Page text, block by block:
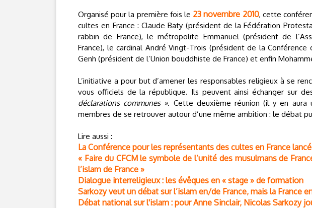
Organisé pour la première fois le 23 novembre 2010, cette
cultes en France : Claude Baty (président de la Fédération
rabbin de France), le métropolite Emmanuel (président de
France), le cardinal André Vingt-Trois (président de la
Genh (président de l’Union bouddhiste de France) et enfin
L’initiative a pour but d’amener les responsables religieux à se
vous officiels de la république. Ils peuvent ainsi échanger sur
déclarations communes ». Cette deuxième réunion (il y en
membres de se retrouver autour d’une même ambition : le débat
Lire aussi :
La Conférence pour les représentants des cultes en France
« Faire du CFCM le symbole de l’unité des musulmans de
l’islam de France »
Dialogue interreligieux : les évêques en « stage » de formation
Sarkozy veut un débat sur l’islam en/de France, mais la France
Débat national sur l'islam : pour Anne Sinclair, Nicolas Sarkozy